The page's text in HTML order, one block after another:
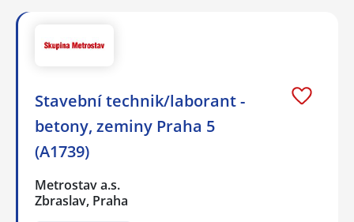
Stavební technik/laborant -
betony, zeminy Praha 5
(A1739)
Metrostav a.s.
Zbraslav, Praha